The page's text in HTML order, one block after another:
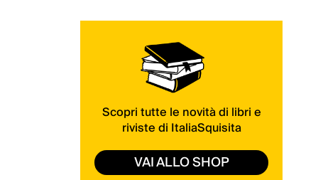
Scopri tutte le novità di libri e
riviste di ItaliaSquisita
VAI ALLO SHOP